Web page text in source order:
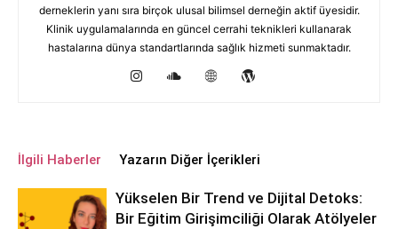
derneklerin yanı sıra birçok ulusal bilimsel derneğin aktif üyesidir.
Klinik uygulamalarında en güncel cerrahi teknikleri kullanarak
hastalarına dünya standartlarında sağlık hizmeti sunmaktadır.
İlgili Haberler Yazarın Diğer İçerikleri
Yükselen Bir Trend ve Dijital Detoks:
Bir Eğitim Girişimciliği Olarak Atölyeler